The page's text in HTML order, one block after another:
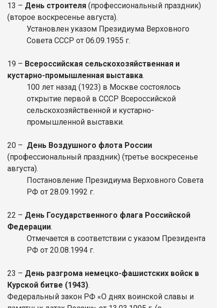
13 – День строителя (профессиональный праздник)
(второе воскресенье августа).
Установлен указом Президиума Верховного
Совета СССР от 06.09.1955 г.
19 – Всероссийская сельскохозяйственная и
кустарно-промышленная выставка.
100 лет назад (1923) в Москве состоялось
открытие первой в СССР Всероссийской
сельскохозяйственной и кустарно-
промышленной выставки.
20 – День Воздушного флота России
(профессиональный праздник) (третье воскресенье
августа).
Постановление Президиума Верховного Совета
РФ от 28.09.1992 г.
22 – День Государственного флага Российской
Федерации.
Отмечается в соответствии с указом Президента
РФ от 20.08.1994 г.
23 – День разгрома немецко-фашистских войск в
Курской битве (1943).
Федеральный закон РФ «О днях воинской славы и